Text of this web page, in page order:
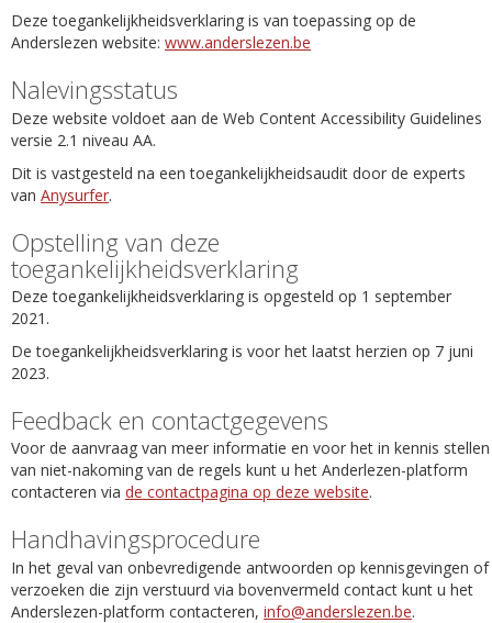
Deze toegankelijkheidsverklaring is van toepassing op de
Anderslezen website: www.anderslezen.be
Nalevingsstatus
Deze website voldoet aan de Web Content Accessibility Guidelines
versie 2.1 niveau AA.
Dit is vastgesteld na een toegankelijkheidsaudit door de experts
van Anysurfer.
Opstelling van deze
toegankelijkheidsverklaring
Deze toegankelijkheidsverklaring is opgesteld op 1 september
2021.
De toegankelijkheidsverklaring is voor het laatst herzien op 7 juni
2023.
Feedback en contactgegevens
Voor de aanvraag van meer informatie en voor het in kennis stellen
van niet-nakoming van de regels kunt u het Anderlezen-platform
contacteren via de contactpagina op deze website.
Handhavingsprocedure
In het geval van onbevredigende antwoorden op kennisgevingen of
verzoeken die zijn verstuurd via bovenvermeld contact kunt u het
Anderslezen-platform contacteren, info@anderslezen.be.